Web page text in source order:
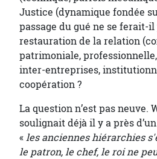
Justice (dynamique fondée
passage du gué ne se ferait-
restauration de la relation
patrimoniale,
inter-entreprises,
coopération ?
La question n’est pas neuve.
soulignait déjà il y a près
«les anciennes hiérarchies
le patron, le chef, le roi ne